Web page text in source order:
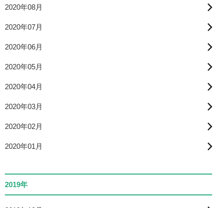
2020年08月
2020年07月
2020年06月
2020年05月
2020年04月
2020年03月
2020年02月
2020年01月
2019年